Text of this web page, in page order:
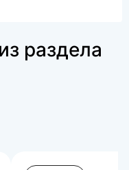
раздела